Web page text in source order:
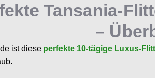
Tansania-
–
ist diese perfekte 10-tägige Luxus-